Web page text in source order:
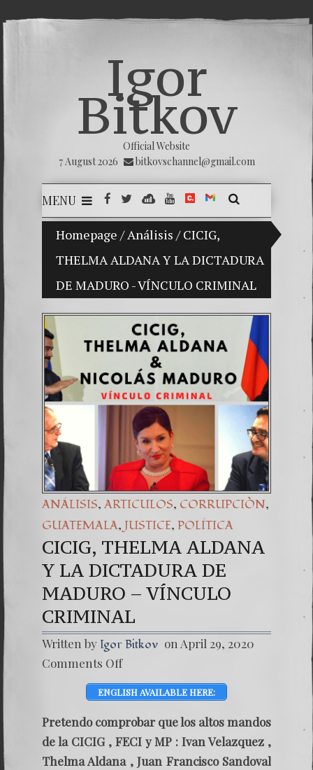
Igor
Bitkov
Official Website
7 August 2026
bitkovschannel@gmail.com
MENU
Homepage /Análisis / CICIG,
THELMA ALDANA Y LA DICTADURA
DE MADURO - VÍNCULO CRIMINAL
Vladimir Bitkov, a promising Guatemalan tennis
7.
ANÁLISIS, ARTICULOS, CORRUPCIÒN,
GUATEMALA, JUSTICE, POLÍTICA
CICIG, THELMA ALDANA
Y LA DICTADURA DE
MADURO – VÍNCULO
CRIMINAL
Written by Igor Bitkov on April 29, 2020
Comments Off
ENGLISH AVAILABLE HERE:
Pretendo comprobar que los altos mandos
de la CICIG , FECI y MP : Ivan Velazquez ,
Thelma Aldana , Juan Francisco Sandoval